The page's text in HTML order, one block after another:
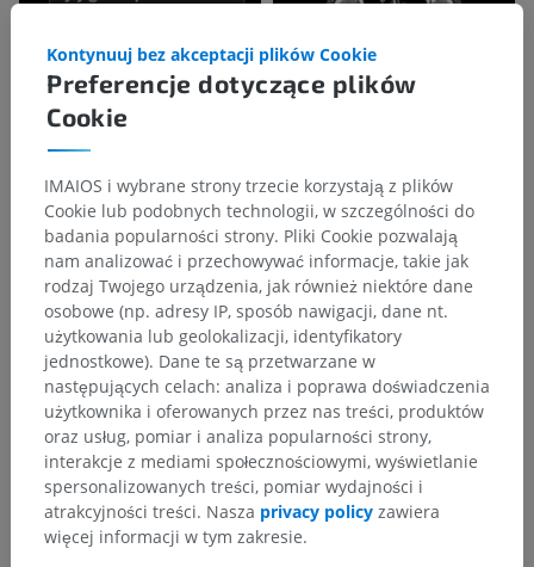
Preferencje dotyczące plików
Cookie
Kontynuuj bez akceptacji plików Cookie
IMAIOS i wybrane strony trzecie korzystają z plików
Cookie lub podobnych technologii, w szczególności do
badania popularności strony. Pliki Cookie pozwalają
nam analizować i przechowywać informacje, takie jak
rodzaj Twojego urządzenia, jak również niektóre dane
osobowe (np. adresy IP, sposób nawigacji, dane nt.
użytkowania lub geolokalizacji, identyfikatory
jednostkowe). Dane te są przetwarzane w
następujących celach: analiza i poprawa doświadczenia
użytkownika i oferowanych przez nas treści, produktów
oraz usług, pomiar i analiza popularności strony,
interakcje z mediami społecznościowymi, wyświetlanie
spersonalizowanych treści, pomiar wydajności i
atrakcyjności treści. Nasza privacy policy zawiera
więcej informacji w tym zakresie.